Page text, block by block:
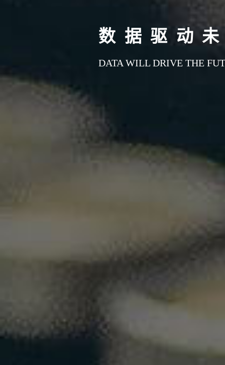
数据驱动未
DATA WILL DRIVE THE